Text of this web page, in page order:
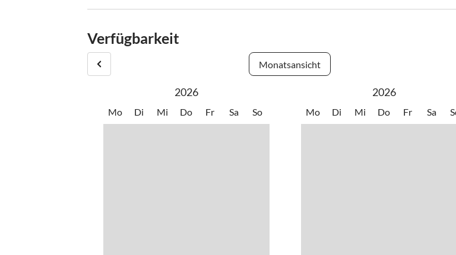
Reception ist von 7.30 Uhr bis 20.00 Uhr besetzt. Sollten Sie später anreisen, hinterlegen wir Ihren
Verfügbarkeit
Monatsansicht
2026
Mo Di Mi Do Fr Sa So
2026
Mo Di Mi Do Fr Sa